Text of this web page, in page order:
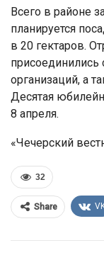
Всего в районе
планируется
в 20 гектаров.
присоединились
организаций, а
Десятая
8 апреля.
«Чечерский
32
Share